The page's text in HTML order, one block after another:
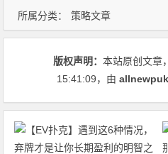
所属分类： 策略文章
版权声明：本站原创文章
15:41:09，由